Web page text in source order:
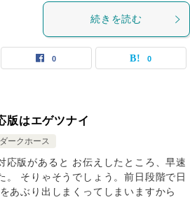
続きを読む
0 0
版はエゲツナイ
ークホース
応版があると お伝えしたところ、早速
。 そりゃそうでしょう。前日段階で日
あぶり出しまくってしまいますから